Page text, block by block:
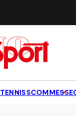
TENNISSCOMMESSE